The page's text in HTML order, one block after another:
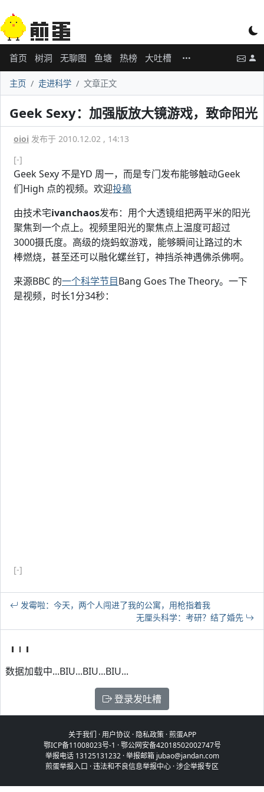
首页 树洞 无聊图 鱼塘 热榜 大吐槽
主页 走进科学 文章正文
Geek Sexy：加强版放大镜游戏，致命阳光
oioi 发布于 2010.12.02 , 14:13
[-]
Geek Sexy 不是YD 周一，而是专门发布能够触动Geek
们High 点的视频。欢迎投稿
由技术宅ivanchaos发布：用个大透镜组把两平米的阳光
聚焦到一个点上。视频里阳光的聚焦点上温度可超过
3000摄氏度。高级的烧蚂蚁游戏，能够瞬间让路过的木
棒燃烧，甚至还可以融化螺丝钉，神挡杀神遇佛杀佛啊。
来源BBC 的一个科学节目Bang Goes The Theory。一下
是视频，时长1分34秒：
[-]
发霉啦：今天，两个人闯进了我的公寓，用枪指着我
无厘头科学：考研？结了婚先
数据加载中...BIU...BIU...BIU...
登录发吐槽
关于我们 ·用户协议 · 隐私政策·煎蛋APP
鄂ICP备11008023号-1 ·鄂公网安备42018502002747号
举报电话 13125131232 · 举报邮箱 jubao@jandan.com
煎蛋举报入口 ·违法和不良信息举报中心 ·涉企举报专区